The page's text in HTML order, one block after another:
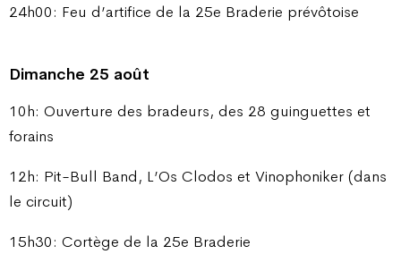
24h00: Feu d’artifice de la 25e Braderie prévôtoise
Dimanche 25 août
10h: Ouverture des bradeurs, des 28 guinguettes et
forains
12h: Pit-Bull Band, L’Os Clodos et Vinophoniker (dans
le circuit)
15h30: Cortège de la 25e Braderie